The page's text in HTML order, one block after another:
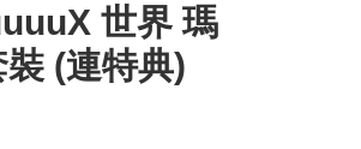
世界 瑪
(連特典)